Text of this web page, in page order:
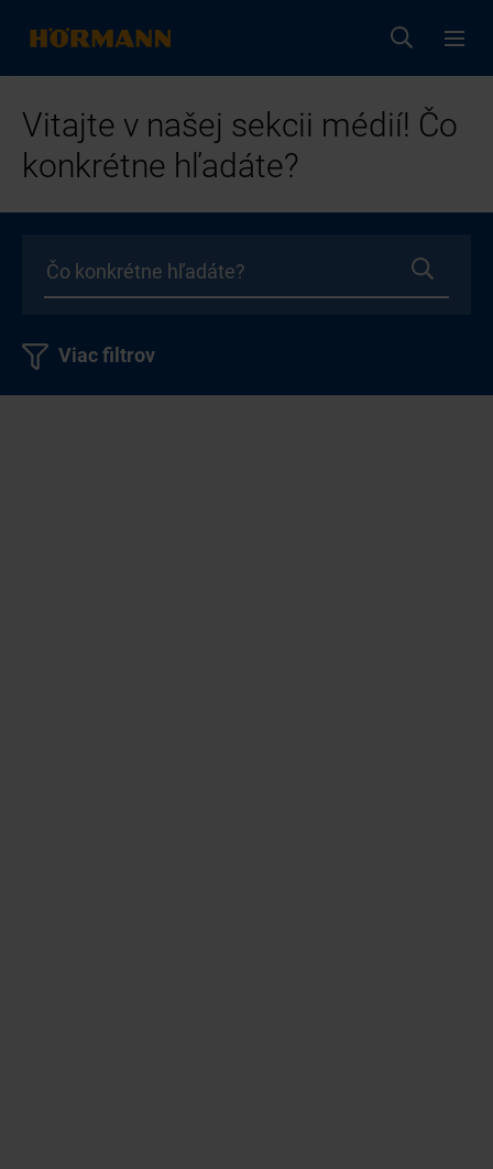
Vitajte v našej sekcii médií! Čo
konkrétne hľadáte?
Viac filtrov